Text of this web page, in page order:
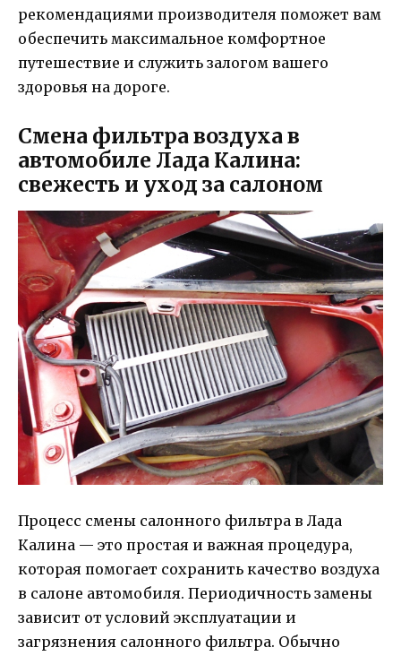
рекомендациями производителя поможет вам
обеспечить максимальное комфортное
путешествие и служить залогом вашего
здоровья на дороге.
Смена фильтра воздуха в
автомобиле Лада Калина:
свежесть и уход за салоном
Процесс смены салонного фильтра в Лада
Калина — это простая и важная процедура,
которая помогает сохранить качество воздуха
в салоне автомобиля. Периодичность замены
зависит от условий эксплуатации и
загрязнения салонного фильтра. Обычно